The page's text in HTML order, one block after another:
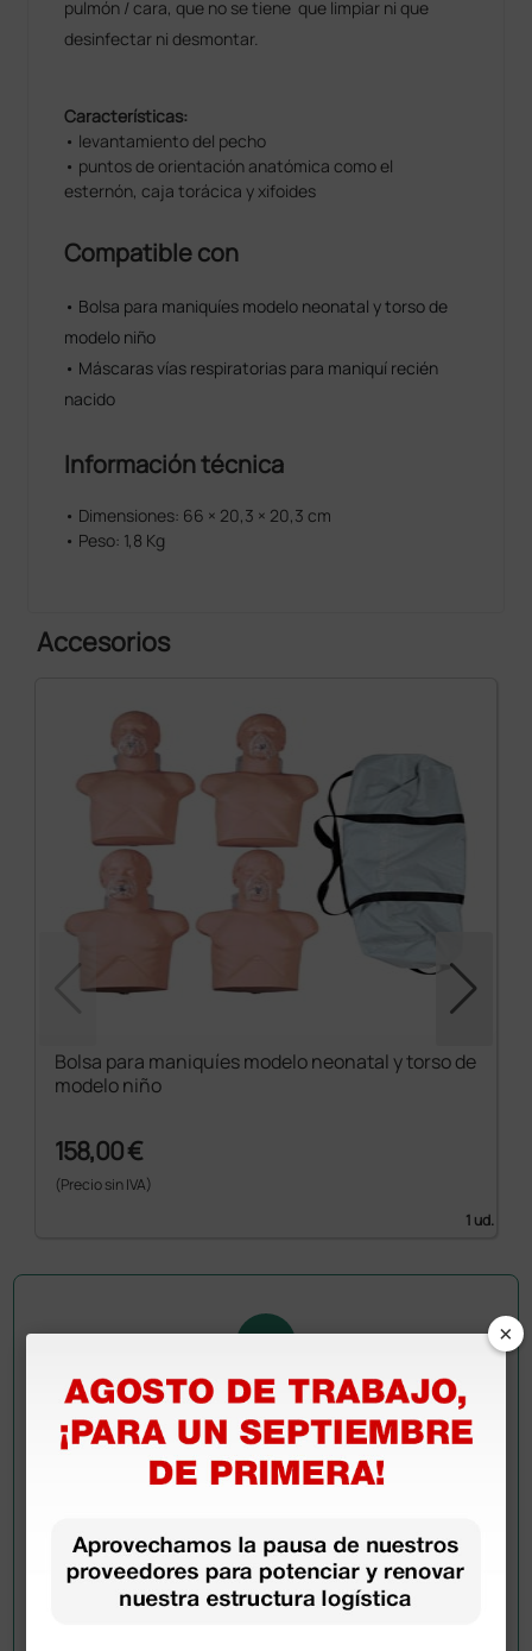
pulmón / cara, que no se tiene que limpiar ni que
desinfectar ni desmontar.
Características:
• levantamiento del pecho
• puntos de orientación anatómica como el
esternón, caja torácica y xifoides
Compatible con
• Bolsa para maniquíes modelo neonatal y torso de
modelo niño
• Máscaras vías respiratorias para maniquí recién
nacido
Información técnica
• Dimensiones: 66 × 20,3 × 20,3 cm
• Peso: 1,8 Kg
Accesorios
Bolsa para maniquíes modelo neonatal y torso de
modelo niño
158,00 €
(Precio sin IVA)
1 ud.
Pregúntale a un colega
información?
Envía ahora mismo tu pregunta a los colegas que ya
han adquirido este producto.
×